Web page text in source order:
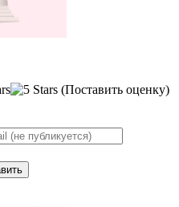
(Поставить оценку)